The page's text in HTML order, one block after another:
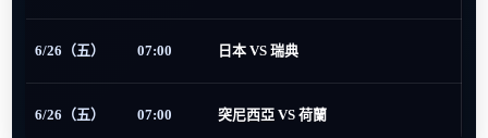
6/26（五） 07:00 日本 VS 瑞典
6/26（五） 07:00 突尼西亞 VS 荷蘭